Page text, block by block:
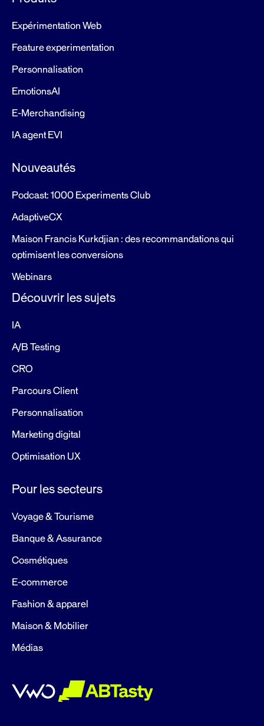
Expérimentation Web
Feature experimentation
Personnalisation
EmotionsAI
E-Merchandising
IA agent EVI
Nouveautés
Podcast: 1000 Experiments Club
AdaptiveCX
Maison Francis Kurkdjian : des recommandations qui
optimisent les conversions
Webinars
Découvrir les sujets
IA
A/B Testing
CRO
Parcours Client
Personnalisation
Marketing digital
Optimisation UX
Pour les secteurs
Voyage & Tourisme
Banque & Assurance
Cosmétiques
E-commerce
Fashion & apparel
Maison & Mobilier
Médias